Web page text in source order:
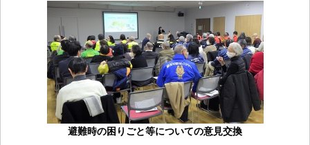
避難時の困りごと等についての意見交換